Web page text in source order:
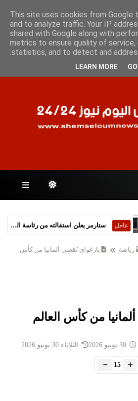
عاجل ستارمر يعلن استقالته من رئاسة الحكومة البريطانية
رياضة
بارغواي تُقصي ألمانيا من كأس
من كأس العالم
الثلاثاء 30 يونيو 2026
15
This site uses cookies from Google
and to analyze traffic. Your IP
shared with Google along with
metrics to ensure quality of service,
statistics, and to detect and
LEARN MORE